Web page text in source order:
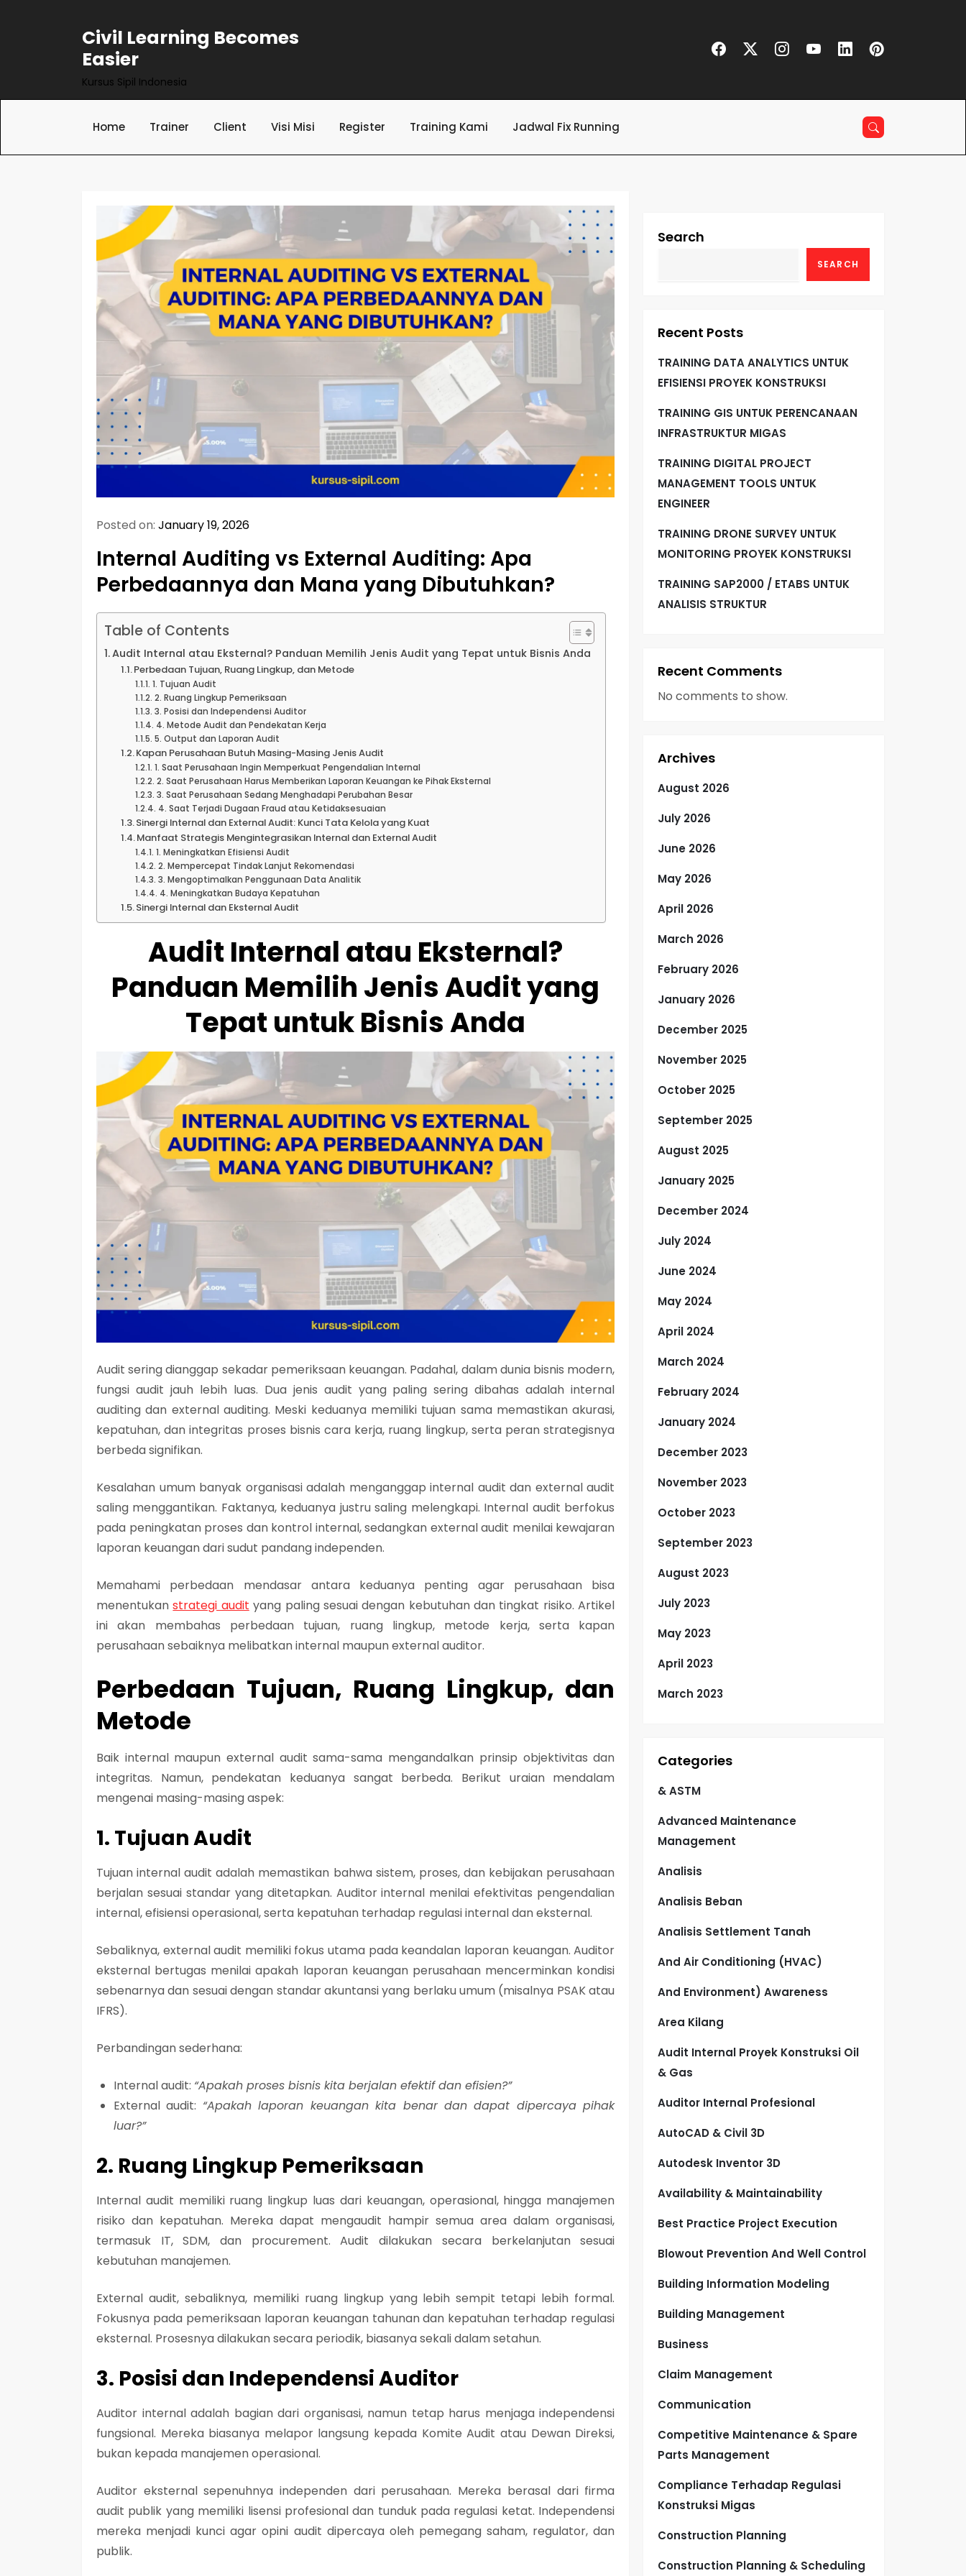
Civil Learning Becomes
Easier
Kursus Sipil Indonesia
Home Trainer Client Visi Misi Register Training Kami Jadwal Fix Running
Posted on: January 19, 2026
Internal Auditing vs External Auditing: Apa
Perbedaannya dan Mana yang Dibutuhkan?
Table of Contents
Audit Internal atau Eksternal? Panduan Memilih Jenis Audit yang Tepat untuk Bisnis Anda
Perbedaan Tujuan, Ruang Lingkup, dan Metode
1. Tujuan Audit
2. Ruang Lingkup Pemeriksaan
3. Posisi dan Independensi Auditor
4. Metode Audit dan Pendekatan Kerja
5. Output dan Laporan Audit
Kapan Perusahaan Butuh Masing-Masing Jenis Audit
1. Saat Perusahaan Ingin Memperkuat Pengendalian Internal
2. Saat Perusahaan Harus Memberikan Laporan Keuangan ke Pihak Eksternal
3. Saat Perusahaan Sedang Menghadapi Perubahan Besar
4. Saat Terjadi Dugaan Fraud atau Ketidaksesuaian
Sinergi Internal dan External Audit: Kunci Tata Kelola yang Kuat
Manfaat Strategis Mengintegrasikan Internal dan External Audit
1. Meningkatkan Efisiensi Audit
2. Mempercepat Tindak Lanjut Rekomendasi
3. Mengoptimalkan Penggunaan Data Analitik
4. Meningkatkan Budaya Kepatuhan
Sinergi Internal dan Eksternal Audit
Audit Internal atau Eksternal?
Panduan Memilih Jenis Audit yang
Tepat untuk Bisnis Anda
Audit sering dianggap sekadar pemeriksaan keuangan. Padahal, dalam dunia bisnis modern,
fungsi audit jauh lebih luas. Dua jenis audit yang paling sering dibahas adalahinternal
auditing dan external auditing. Meski keduanya memiliki tujuan sama memastikan akurasi,
kepatuhan, dan integritas proses bisnis cara kerja, ruang lingkup, serta peran strategisnya
berbeda signifikan.
Kesalahan umum banyak organisasi adalah menganggap internal audit dan external audit
saling menggantikan. Faktanya, keduanya justru saling melengkapi. Internal audit berfokus
pada peningkatan proses dan kontrol internal, sedangkan external audit menilai kewajaran
laporan keuangan dari sudut pandang independen.
Memahami perbedaan mendasar antara keduanya penting agar perusahaan bisa
menentukanstrategi audit yang paling sesuai dengan kebutuhan dan tingkat risiko. Artikel
ini akan membahas perbedaan tujuan, ruang lingkup, metode kerja, serta kapan
perusahaan sebaiknya melibatkan internal maupun external auditor.
Perbedaan Tujuan, Ruang Lingkup, dan
Metode
Baik internal maupun external audit sama-sama mengandalkan prinsip objektivitas dan
integritas. Namun, pendekatan keduanya sangat berbeda. Berikut uraian mendalam
mengenai masing-masing aspek:
1. Tujuan Audit
Tujuan internal audit adalah memastikan bahwa sistem, proses, dan kebijakan perusahaan
berjalan sesuai standar yang ditetapkan. Auditor internal menilai efektivitas pengendalian
internal, efisiensi operasional, serta kepatuhan terhadap regulasi internal dan eksternal.
Sebaliknya, external audit memiliki fokus utama pada keandalan laporan keuangan. Auditor
eksternal bertugas menilai apakah laporan keuangan perusahaan mencerminkan kondisi
sebenarnya dan sesuai dengan standar akuntansi yang berlaku umum (misalnya PSAK atau
IFRS).
Perbandingan sederhana:
Internal audit: “Apakah proses bisnis kita berjalan efektif dan efisien?”
External audit: “Apakah laporan keuangan kita benar dan dapat dipercaya pihak
luar?”
2. Ruang Lingkup Pemeriksaan
Internal audit memiliki ruang lingkup luas dari keuangan, operasional, hingga manajemen
risiko dan kepatuhan. Mereka dapat mengaudit hampir semua area dalam organisasi,
termasuk IT, SDM, dan procurement. Audit dilakukan secara berkelanjutan sesuai
kebutuhan manajemen.
External audit, sebaliknya, memiliki ruang lingkup yang lebih sempit tetapi lebih formal.
Fokusnya pada pemeriksaan laporan keuangan tahunan dan kepatuhan terhadap regulasi
eksternal. Prosesnya dilakukan secara periodik, biasanya sekali dalam setahun.
3. Posisi dan Independensi Auditor
Auditor internal adalah bagian dari organisasi, namun tetap harus menjaga independensi
fungsional. Mereka biasanya melapor langsung kepada Komite Audit atau Dewan Direksi,
bukan kepada manajemen operasional.
Auditor eksternal sepenuhnya independen dari perusahaan. Mereka berasal dari firma
audit publik yang memiliki lisensi profesional dan tunduk pada regulasi ketat. Independensi
mereka menjadi kunci agar opini audit dipercaya oleh pemegang saham, regulator, dan
publik.
Search
SEARCH
Recent Posts
TRAINING DATA ANALYTICS UNTUK
EFISIENSI PROYEK KONSTRUKSI
TRAINING GIS UNTUK PERENCANAAN
INFRASTRUKTUR MIGAS
TRAINING DIGITAL PROJECT
MANAGEMENT TOOLS UNTUK
ENGINEER
TRAINING DRONE SURVEY UNTUK
MONITORING PROYEK KONSTRUKSI
TRAINING SAP2000 / ETABS UNTUK
ANALISIS STRUKTUR
Recent Comments
No comments to show.
Archives
August 2026
July 2026
June 2026
May 2026
April 2026
March 2026
February 2026
January 2026
December 2025
November 2025
October 2025
September 2025
August 2025
January 2025
December 2024
July 2024
June 2024
May 2024
April 2024
March 2024
February 2024
January 2024
December 2023
November 2023
October 2023
September 2023
August 2023
July 2023
May 2023
April 2023
March 2023
Categories
& ASTM
Advanced Maintenance
Management
Analisis
Analisis Beban
Analisis Settlement Tanah
And Air Conditioning (HVAC)
And Environment) Awareness
Area Kilang
Audit Internal Proyek Konstruksi Oil
& Gas
Auditor Internal Profesional
AutoCAD & Civil 3D
Autodesk Inventor 3D
Availability & Maintainability
Best Practice Project Execution
Blowout Prevention And Well Control
Building Information Modeling
Building Management
Business
Claim Management
Communication
Competitive Maintenance & Spare
Parts Management
Compliance Terhadap Regulasi
Konstruksi Migas
Construction Planning
Construction Planning & Scheduling